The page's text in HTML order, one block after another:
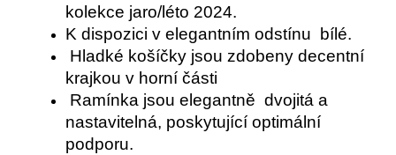
kolekce jaro/léto 2024.
K dispozici v elegantním odstínu bílé.
Hladké košíčky jsou zdobeny decentní
krajkou v horní části
Ramínka jsou elegantně dvojitá a
nastavitelná, poskytující optimální
podporu.